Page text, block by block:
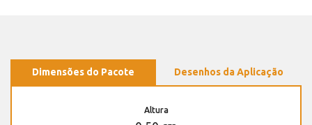
Dimensões do Pacote Desenhos da Aplicação
Altura